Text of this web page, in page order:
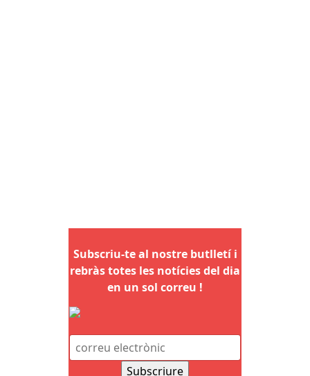
Subscriu-te al nostre butlletí i
rebràs totes les notícies del dia
en un sol correu !